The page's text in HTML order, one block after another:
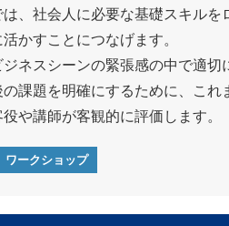
は、社会人に必要な基礎スキル
かすことにつなげます。
ネスシーンの緊張感の中で適切
課題を明確にするために、こ
や講師が客観的に評価します。
ワークショップ